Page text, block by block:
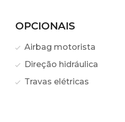
OPCIONAIS
Airbag motorista
Direção hidráulica
Travas elétricas